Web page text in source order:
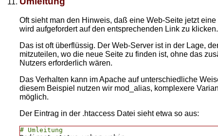
Oft sieht man den Hinweis, daß eine Web-Seite jetzt
wird aufgefordert auf den entsprechenden Link zu klicken.
Das ist oft überflüssig. Der Web-Server ist in der Lage,
mitzuteilen, wo die neue Seite zu finden ist, ohne das
Nutzers erforderlich wären.
Das Verhalten kann im Apache auf unterschiedliche
diesem Beispiel nutzen wir mod_alias, komplexere
möglich.
Der Eintrag in der .htaccess Datei sieht etwa so aus:
# Umleitung